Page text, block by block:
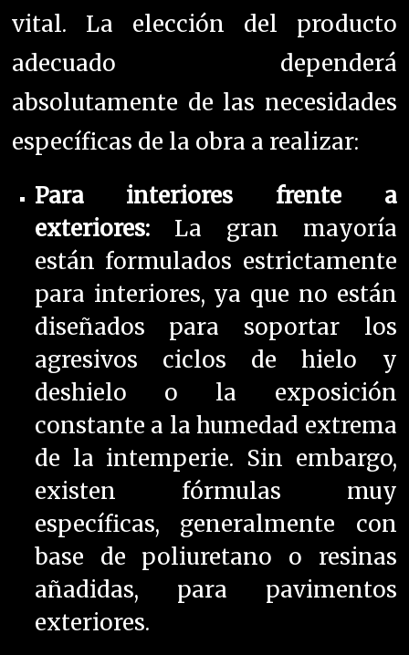
vital. La elección del producto
adecuado dependerá
absolutamente de las necesidades
específicas de la obra a realizar:
Para interiores frente a
exteriores:La gran mayoría
están formulados estrictamente
para interiores, ya que no están
diseñados para soportar los
agresivos ciclos de hielo y
deshielo o la exposición
constante a la humedad extrema
de la intemperie. Sin embargo,
existen fórmulas muy
específicas, generalmente con
base de poliuretano o resinas
añadidas, para pavimentos
exteriores.